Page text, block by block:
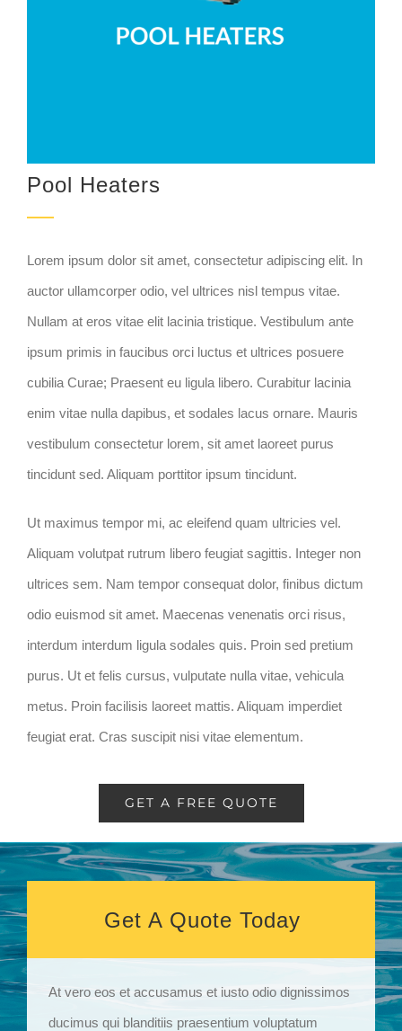
Pool Heaters
Lorem ipsum dolor sit amet, consectetur adipiscing elit. In
auctor ullamcorper odio, vel ultrices nisl tempus vitae.
Nullam at eros vitae elit lacinia tristique. Vestibulum ante
ipsum primis in faucibus orci luctus et ultrices posuere
cubilia Curae; Praesent eu ligula libero. Curabitur lacinia
enim vitae nulla dapibus, et sodales lacus ornare. Mauris
vestibulum consectetur lorem, sit amet laoreet purus
tincidunt sed. Aliquam porttitor ipsum tincidunt.
Ut maximus tempor mi, ac eleifend quam ultricies vel.
Aliquam volutpat rutrum libero feugiat sagittis. Integer non
ultrices sem. Nam tempor consequat dolor, finibus dictum
odio euismod sit amet. Maecenas venenatis orci risus,
interdum interdum ligula sodales quis. Proin sed pretium
purus. Ut et felis cursus, vulputate nulla vitae, vehicula
metus. Proin facilisis laoreet mattis. Aliquam imperdiet
feugiat erat. Cras suscipit nisi vitae elementum.
GET A FREE QUOTE
Get A Quote Today
At vero eos et accusamus et iusto odio dignissimos
ducimus qui blanditiis praesentium voluptatum